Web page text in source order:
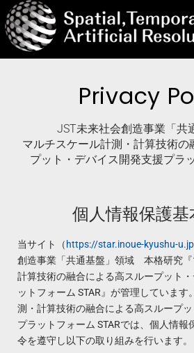
Privacy
JST未来社会創造事業「共
マルチスケール計測・計算技術の
プット・デバイス開発支援プラ
個人情報保護基
当サイト（ https://star.inoue-kyushu-
創造事業「共通基盤」領域 本格研究『
計算技術の融合による高スループット
ットフォーム STAR』が管理しています
測・計算技術の融合による高スループ
プラットフォーム STARでは、個人情報
令を遵守し以下の取り組みを行います。